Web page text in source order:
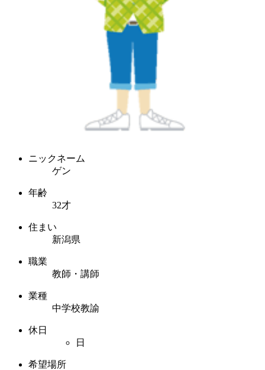
ニックネーム
ゲン
年齢
32才
住まい
新潟県
職業
教師・講師
業種
中学校教諭
休日
日
希望場所